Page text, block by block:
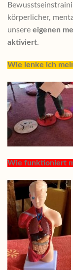
körperlicher,
unsere eigenen
aktiviert.
Wie lenke ich
Wie funktioniert